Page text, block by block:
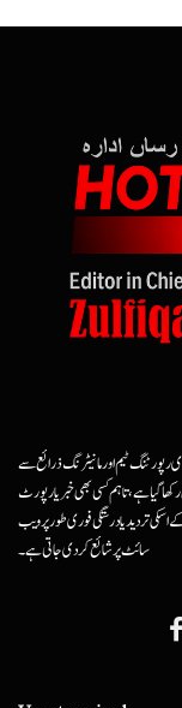
رپورٹنگ ٹیم اور مانیٹرنگ ذرائع سے
گیا ہے، تاہم کسی بھی خبر یا رپورٹ
تردید یا درستگی فوری طور پر ویب
سائٹ پر شائع کردی جاتی ہے۔